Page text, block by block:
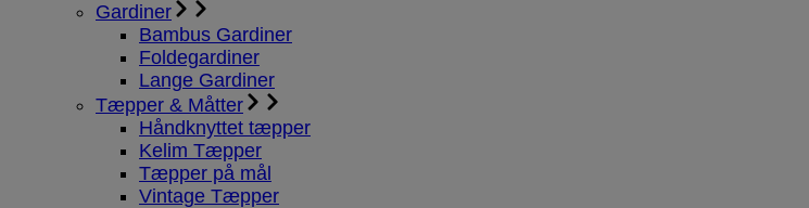
Gardiner
Bambus Gardiner
Foldegardiner
Lange Gardiner
Tæpper & Måtter
Håndknyttet tæpper
Kelim Tæpper
Tæpper på mål
Vintage Tæpper